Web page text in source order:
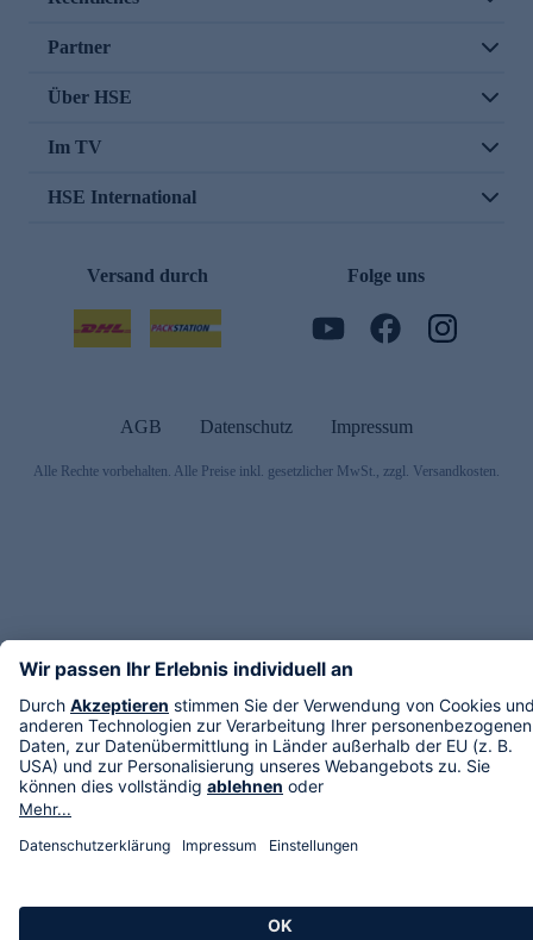
Partner
Über HSE
Im TV
HSE International
Versand durch Folge uns
AGB Datenschutz Impressum
Alle Rechte vorbehalten. Alle Preise inkl. gesetzlicher MwSt., zzgl. Versandkosten.